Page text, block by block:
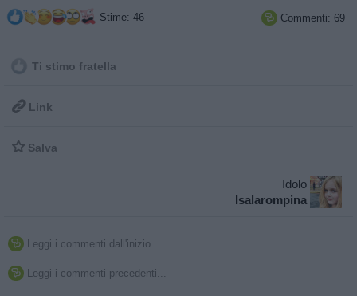
Stime: 46  Commenti: 69
Ti stimo fratella
 Link
 Salva
Idolo
Isalarompina
 Leggi i commenti dall'inizio...
 Leggi i commenti precedenti...